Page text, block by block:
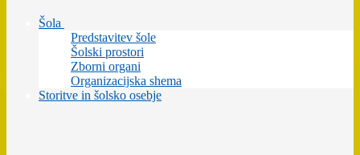
Šola
Predstavitev šole
Šolski prostori
Zborni organi
Organizacijska shema
Storitve in šolsko osebje